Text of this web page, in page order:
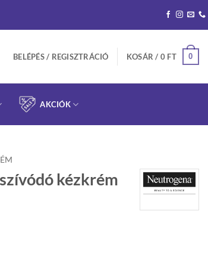
BELÉPÉS / REGISZTRÁCIÓ KOSÁR / 0 FT 0
AKCIÓK
kézkrém